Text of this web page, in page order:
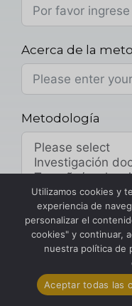
Acerca de la
Metodología
Presupuesto del
Entregables y
Utilizamos cookies y
experiencia de
personalizar el
cookies" y continuar,
nuestra política de
Aceptar todas las